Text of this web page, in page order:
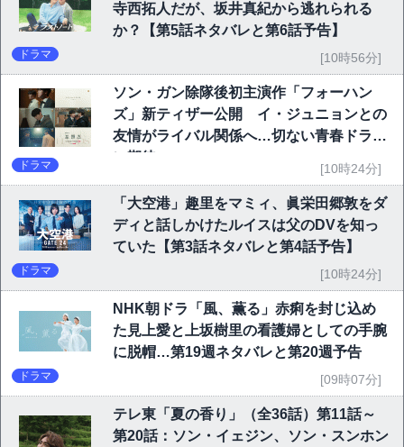
寺西拓人だが、坂井真紀から逃れられる
か？【第5話ネタバレと第6話予告】
ドラマ [10時56分]
ソン・ガン除隊後初主演作「フォーハン
ズ」新ティザー公開 イ・ジュニョンとの
友情がライバル関係へ…切ない青春ドラマ
に期待
ドラマ [10時24分]
「大空港」趣里をマミィ、眞栄田郷敦をダ
ディと話しかけたルイスは父のDVを知っ
ていた【第3話ネタバレと第4話予告】
ドラマ [10時24分]
NHK朝ドラ「風、薫る」赤痢を封じ込め
た見上愛と上坂樹里の看護婦としての手腕
に脱帽…第19週ネタバレと第20週予告
ドラマ [09時07分]
テレ東「夏の香り」（全36話）第11話～
第20話：ソン・イェジン、ソン・スンホン